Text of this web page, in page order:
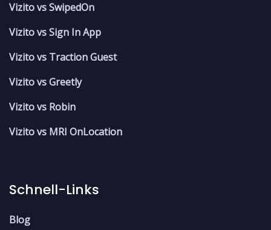
Vizito vs SwipedOn
Vizito vs Sign In App
Vizito vs Traction Guest
Vizito vs Greetly
Vizito vs Robin
Vizito vs MRI OnLocation
Schnell-Links
Blog